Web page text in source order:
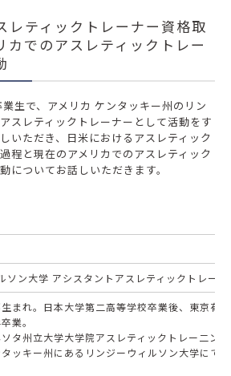
レティックトレーナー資格取
カでのアスレティックトレー
生で、アメリカ ケンタッキー州のリン
スレティックトレーナーとして活動をす
いただき、日米におけるアスレティック
程と現在のアメリカでのアスレティック
についてお話しいただきます。
ソン大学 アシスタントアスレティックトレーナ
まれ。日本大学第二高等学校卒業後、東京有
業。
タ州立大学大学院アスレティックトレー二ン
ッキー州にあるリンジーウィルソン大学にて